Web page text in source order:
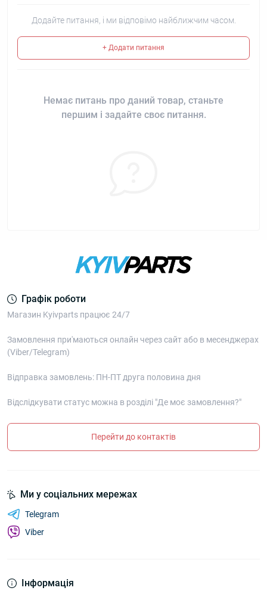
Додайте питання, і ми відповімо найближчим часом.
+ Додати питання
Немає питань про даний товар, станьте
першим і задайте своє питання.
Графік роботи
Магазин Kyivparts працює 24/7
Замовлення при'маються онлайн через сайт або в месенджерах
(Viber/Telegram)
Відправка замовлень: ПН-ПТ друга половина дня
Відслідкувати статус можна в розділі "Де моє замовлення?"
Перейти до контактів
Інформація
Ми у соціальних мережах
Telegram
Viber